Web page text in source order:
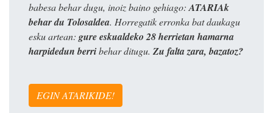
babesa behar dugu, inoiz baino gehiago:ATARIAk
behar du Tolosaldea. Horregatik erronka bat daukagu
esku artean: gure eskualdeko 28 herrietan hamarna
harpidedun berribehar ditugu. Zu falta zara, bazatoz?
EGIN ATARIKIDE!